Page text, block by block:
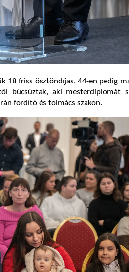
18 friss ösztöndíjas, 44-en pedig
búcsúztak, aki mesterdiplomát
fordító és tolmács szakon.